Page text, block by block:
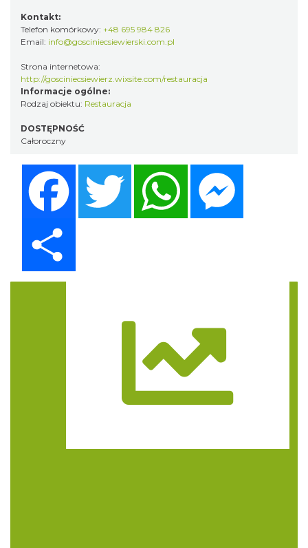
Kontakt:
Telefon komórkowy: +48 695 984 826
Email: info@gosciniecsiewierski.com.pl
Strona internetowa:
http://gosciniecsiewierz.wixsite.com/restauracja
Informacje ogólne:
Rodzaj obiektu: Restauracja
DOSTĘPNOŚĆ
Całoroczny
Twitter WhatsApp